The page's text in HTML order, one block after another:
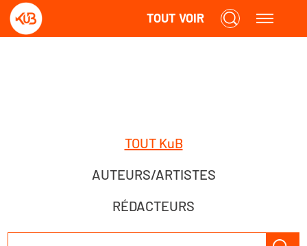
TOUT VOIR
TOUT KuB
AUTEURS/ARTISTES
RÉDACTEURS